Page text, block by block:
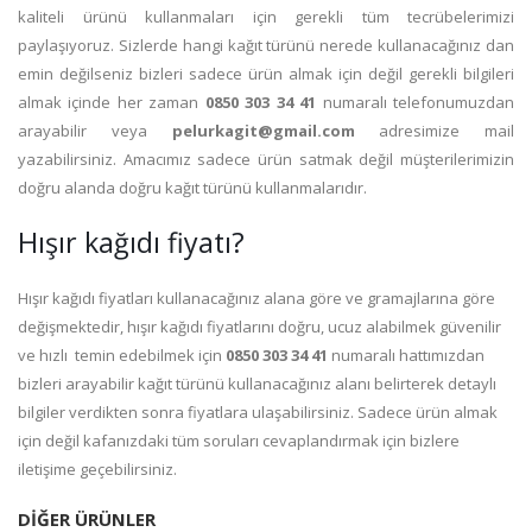
kaliteli ürünü kullanmaları için gerekli tüm tecrübelerimizi
paylaşıyoruz. Sizlerde hangi kağıt türünü nerede kullanacağınız dan
emin değilseniz bizleri sadece ürün almak için değil gerekli bilgileri
almak içinde her zaman 0850 303 34 41 numaralı telefonumuzdan
arayabilir veya pelurkagit@gmail.com adresimize mail
yazabilirsiniz. Amacımız sadece ürün satmak değil müşterilerimizin
doğru alanda doğru kağıt türünü kullanmalarıdır.
Hışır kağıdı fiyatı?
Hışır kağıdı fiyatları kullanacağınız alana göre ve gramajlarına göre
değişmektedir, hışır kağıdı fiyatlarını doğru, ucuz alabilmek güvenilir
ve hızlı temin edebilmek için 0850 303 34 41 numaralı hattımızdan
bizleri arayabilir kağıt türünü kullanacağınız alanı belirterek detaylı
bilgiler verdikten sonra fiyatlara ulaşabilirsiniz. Sadece ürün almak
için değil kafanızdaki tüm soruları cevaplandırmak için bizlere
iletişime geçebilirsiniz.
DIĞER ÜRÜNLER